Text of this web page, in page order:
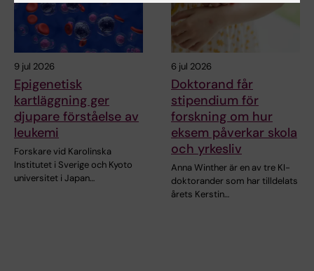
9 jul 2026
Epigenetisk
kartläggning ger
djupare förståelse av
leukemi
Forskare vid Karolinska
Institutet i Sverige och Kyoto
universitet i Japan…
6 jul 2026
Doktorand får
stipendium för
forskning om hur
eksem påverkar skola
och yrkesliv
Anna Winther är en av tre KI-
doktorander som har tilldelats
årets Kerstin…